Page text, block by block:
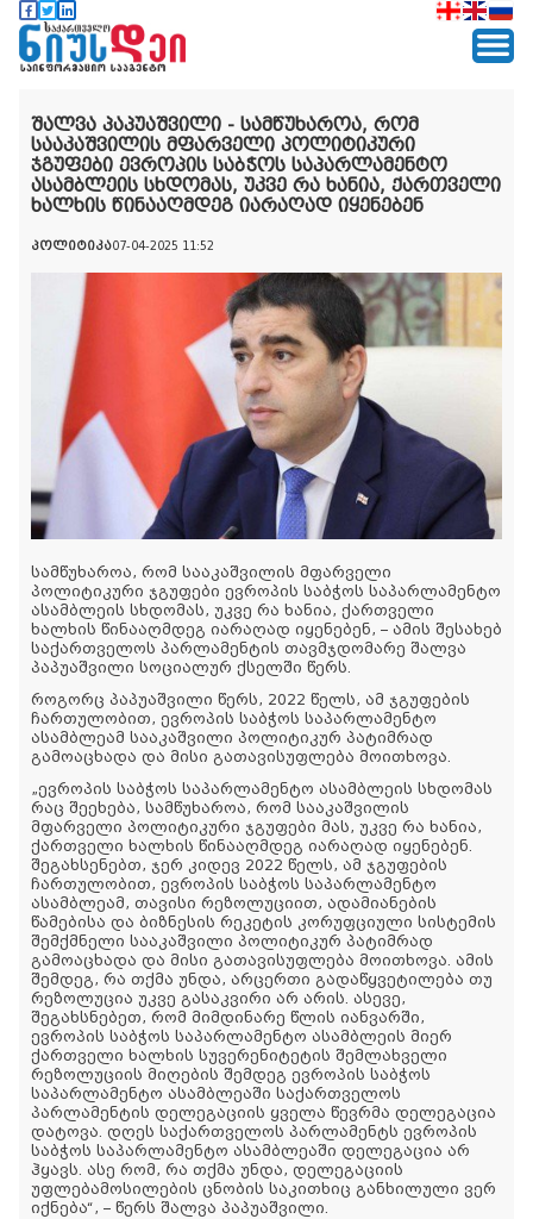
შალვა პაპუაშვილი - სამწუხაროა, რომ
სააკაშვილის მფარველი პოლიტიკური
ჯგუფები ევროპის საბჭოს საპარლამენტო
ასამბლეის სხდომას, უკვე რა ხანია, ქართველი
ხალხის წინააღმდეგ იარაღად იყენებენ
პოლიტიკა07-04-2025 11:52
სამწუხაროა, რომ სააკაშვილის მფარველი
პოლიტიკური ჯგუფები ევროპის საბჭოს საპარლამენტო
ასამბლეის სხდომას, უკვე რა ხანია, ქართველი
ხალხის წინააღმდეგ იარაღად იყენებენ, – ამის შესახებ
საქართველოს პარლამენტის თავმჯდომარე შალვა
პაპუაშვილი სოციალურ ქსელში წერს.
როგორც პაპუაშვილი წერს, 2022 წელს, ამ ჯგუფების
ჩართულობით, ევროპის საბჭოს საპარლამენტო
ასამბლეამ სააკაშვილი პოლიტიკურ პატიმრად
გამოაცხადა და მისი გათავისუფლება მოითხოვა.
„ევროპის საბჭოს საპარლამენტო ასამბლეის სხდომას
რაც შეეხება, სამწუხაროა, რომ სააკაშვილის
მფარველი პოლიტიკური ჯგუფები მას, უკვე რა ხანია,
ქართველი ხალხის წინააღმდეგ იარაღად იყენებენ.
შეგახსენებთ, ჯერ კიდევ 2022 წელს, ამ ჯგუფების
ჩართულობით, ევროპის საბჭოს საპარლამენტო
ასამბლეამ, თავისი რეზოლუციით, ადამიანების
წამებისა და ბიზნესის რეკეტის კორუფციული სისტემის
შემქმნელი სააკაშვილი პოლიტიკურ პატიმრად
გამოაცხადა და მისი გათავისუფლება მოითხოვა. ამის
შემდეგ, რა თქმა უნდა, არცერთი გადაწყვეტილება თუ
რეზოლუცია უკვე გასაკვირი არ არის. ასევე,
შეგახსნებეთ, რომ მიმდინარე წლის იანვარში,
ევროპის საბჭოს საპარლამენტო ასამბლეის მიერ
ქართველი ხალხის სუვერენიტეტის შემლახველი
რეზოლუციის მიღების შემდეგ ევროპის საბჭოს
საპარლამენტო ასამბლეაში საქართველოს
პარლამენტის დელეგაციის ყველა წევრმა დელეგაცია
დატოვა. დღეს საქართველოს პარლამენტს ევროპის
საბჭოს საპარლამენტო ასამბლეაში დელეგაცია არ
ჰყავს. ასე რომ, რა თქმა უნდა, დელეგაციის
უფლებამოსილების ცნობის საკითხიც განხილული ვერ
იქნება“, – წერს შალვა პაპუაშვილი.